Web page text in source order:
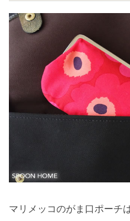
マリメッコのがま口ポーチ